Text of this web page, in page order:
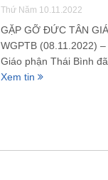
Thứ Năm 10.11.2022
GẶP GỠ ĐỨC TÂN
WGPTB (08.11.2022)
Giáo phận Thái Bình
Xem tin